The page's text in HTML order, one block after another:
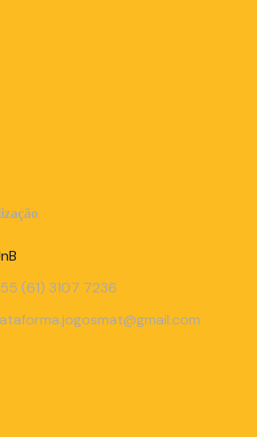
(61) 3107 7236